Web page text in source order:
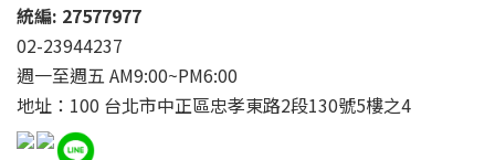
統編: 27577977
02-23944237
週一至週五 AM9:00~PM6:00
地址：100 台北市中正區忠孝東路2段130號5樓之4